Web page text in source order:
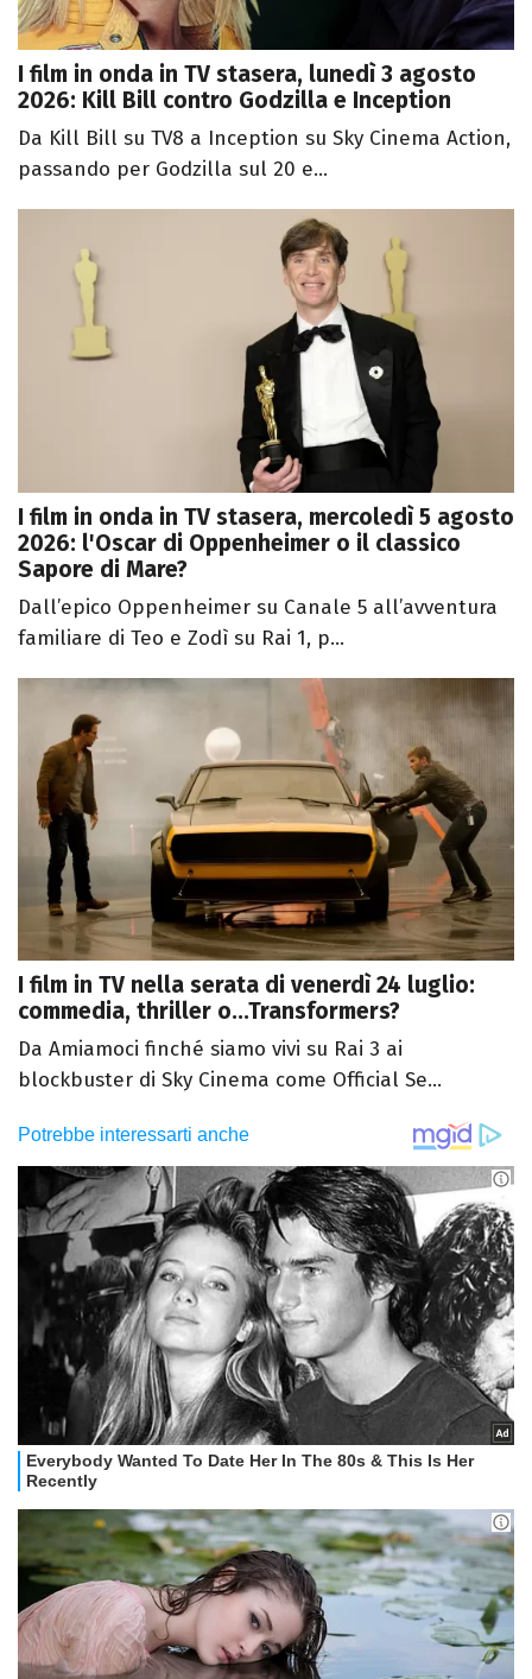
I film in onda in TV stasera, lunedì 3 agosto
2026: Kill Bill contro Godzilla e Inception
Da Kill Bill su TV8 a Inception su Sky Cinema Action,
passando per Godzilla sul 20 e...
I film in onda in TV stasera, mercoledì 5 agosto
2026: l'Oscar di Oppenheimer o il classico
Sapore di Mare?
Dall’epico Oppenheimer su Canale 5 all’avventura
familiare di Teo e Zodì su Rai 1, p...
I film in TV nella serata di venerdì 24 luglio:
commedia, thriller o...Transformers?
Da Amiamoci finché siamo vivi su Rai 3 ai
blockbuster di Sky Cinema come Official Se...